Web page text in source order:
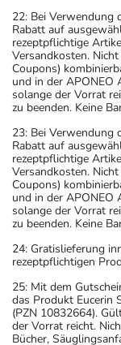
22: Bei Verwendung
Rabatt auf
rezeptpflichtige
Versandkosten.
Coupons)
und in der APONEO
solange der Vorrat
zu beenden. Keine
23: Bei Verwendung
Rabatt auf
rezeptpflichtige
Versandkosten.
Coupons)
und in der APONEO
solange der Vorrat
zu beenden. Keine
24: Gratislieferung
rezeptpflichtigen
25: Mit dem
das Produkt Eucerin
(PZN 10832664).
der Vorrat reicht.
Bücher,